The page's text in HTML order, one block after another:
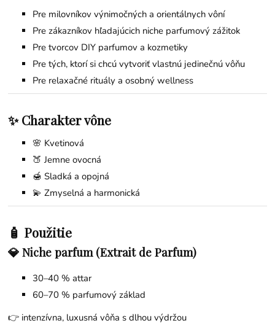
Pre milovníkov výnimočných a orientálnych vôní
Pre zákazníkov hľadajúcich niche parfumový zážitok
Pre tvorcov DIY parfumov a kozmetiky
Pre tých, ktorí si chcú vytvoriť vlastnú jedinečnú vôňu
Pre relaxačné rituály a osobný wellness
✨ Charakter vône
🌸 Kvetinová
🍑 Jemne ovocná
🍯 Sladká a opojná
💫 Zmyselná a harmonická
🧴 Použitie
💎 Niche parfum (Extrait de Parfum)
30–40 % attar
60–70 % parfumový základ
👉 intenzívna, luxusná vôňa s dlhou výdržou